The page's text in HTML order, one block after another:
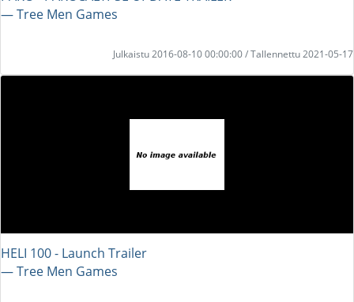
― Tree Men Games
Julkaistu 2016-08-10 00:00:00 / Tallennettu 2021-05-17
HELI 100 - Launch Trailer
― Tree Men Games